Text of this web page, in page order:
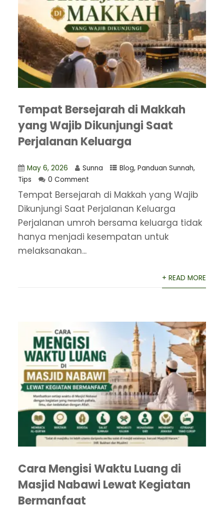
Tempat Bersejarah di Makkah
yang Wajib Dikunjungi Saat
Perjalanan Keluarga
May 6, 2026 Sunna Blog, Panduan Sunnah,
Tips
0 Comment
Tempat Bersejarah di Makkah yang Wajib
Dikunjungi Saat Perjalanan Keluarga
Perjalanan umroh bersama keluarga tidak
hanya menjadi kesempatan untuk
melaksanakan...
+ READ MORE
Cara Mengisi Waktu Luang di
Masjid Nabawi Lewat Kegiatan
Bermanfaat